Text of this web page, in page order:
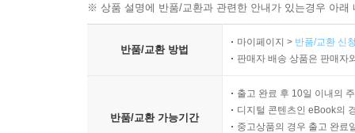
※ 상품 설명에 반품/교환과 관련한 안내가 있는경우 아
반품/교환 방법
마이페이지 > 반품/교환 신
판매자 배송 상품은 판매자
반품/교환 가능기간
출고 완료 후 10일 이내의
디지털 콘텐츠인 eBook의
중고상품의 경우 출고 완료